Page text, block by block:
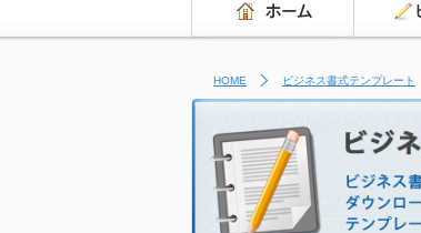
HOME ビジネス書式テンプレート